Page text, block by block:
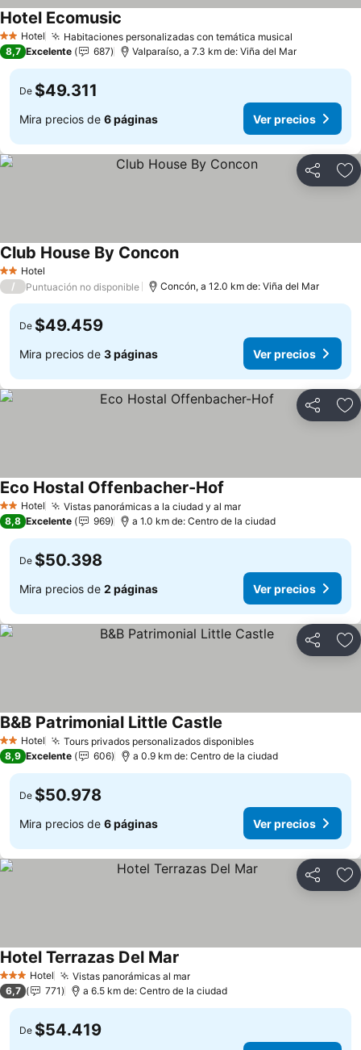
2 Estrellas
Hotel Habitaciones personalizadas con temática musical
Hotel Ecomusic
8,7 Excelente 687 Valparaíso, a 7.3 km de: Viña del Mar
De $49.311
Mira precios de 6 páginas Ver precios
Compartir
2 Estrellas
Hotel
Club House By Concon
/ Puntuación no disponible Concón, a 12.0 km de: Viña del Mar
De $49.459
Mira precios de 3 páginas Ver precios
Compartir
2 Estrellas
Hotel Vistas panorámicas a la ciudad y al mar
Eco Hostal Offenbacher-Hof
8,8 Excelente 969 a 1.0 km de: Centro de la ciudad
De $50.398
Mira precios de 2 páginas Ver precios
Compartir
2 Estrellas
Hotel Tours privados personalizados disponibles
B&B Patrimonial Little Castle
8,9 Excelente 606 a 0.9 km de: Centro de la ciudad
De $50.978
Mira precios de 6 páginas Ver precios
Compartir
3 Estrellas
Hotel Vistas panorámicas al mar
Hotel Terrazas Del Mar
6,7 771 a 6.5 km de: Centro de la ciudad
De $54.419